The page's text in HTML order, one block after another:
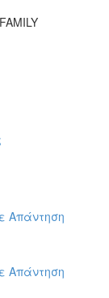
Απάντηση
Απάντηση